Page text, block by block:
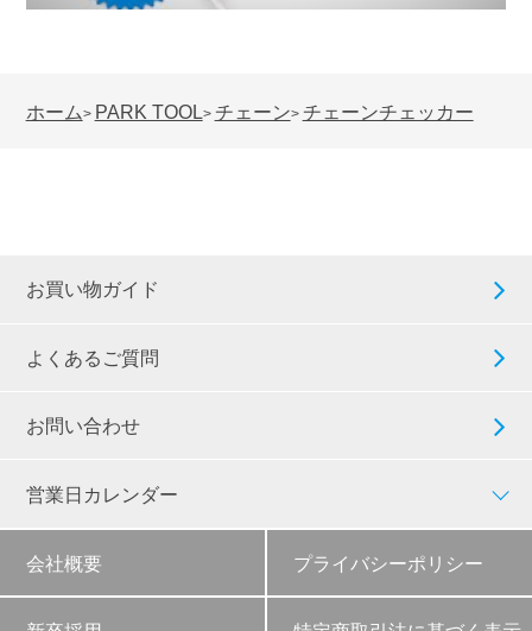
ホーム> PARK TOOL> チェーン> チェーンチェッカー
お買い物ガイド
よくあるご質問
お問い合わせ
営業日カレンダー
会社概要 プライバシーポリシー